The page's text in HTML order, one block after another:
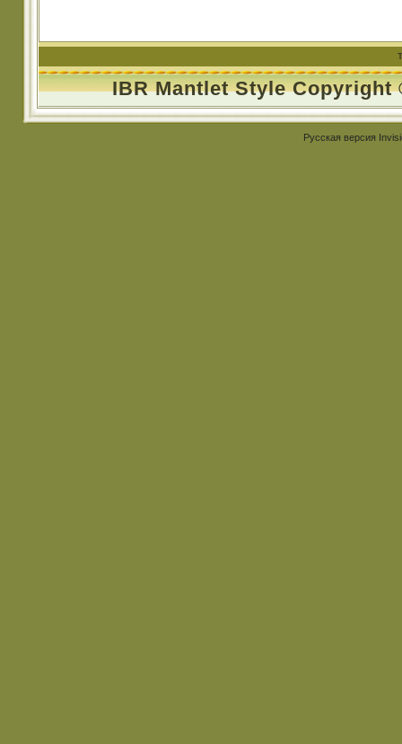
IBR Mantlet Style Copyright
Русская версия